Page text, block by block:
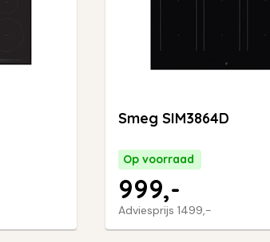
Smeg SIM3864D
Op voorraad
Adviesprijs 1499,-
999,-